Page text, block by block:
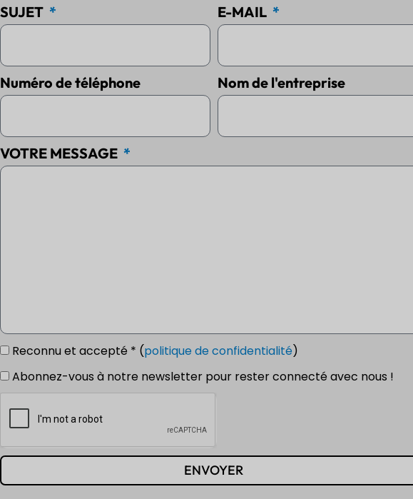
SUJET E-MAIL
Numéro de téléphone Nom de l'entreprise
VOTRE MESSAGE
Reconnu et accepté * (politique de confidentialité)
Abonnez-vous à notre newsletter pour rester connecté avec nous !
ENVOYER